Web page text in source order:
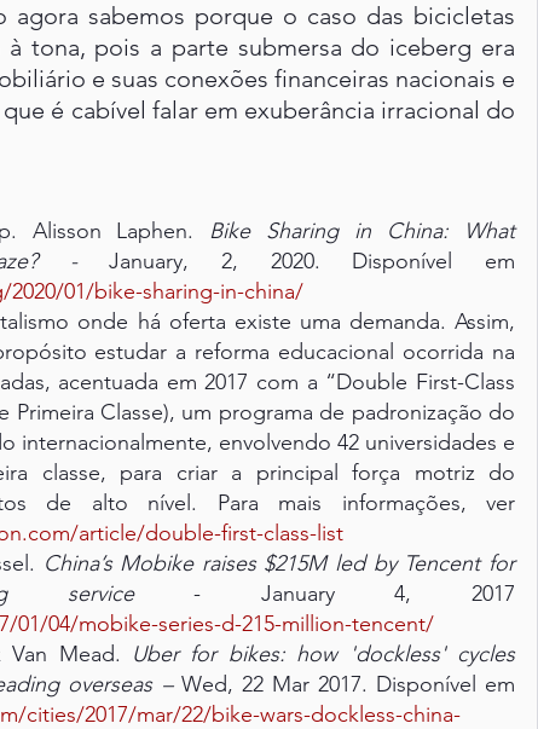
agora sabemos porque o caso das bicicletas
à tona, pois a parte submersa do iceberg era
e suas conexões financeiras nacionais e
é cabível falar em exuberância irracional do
Alisson Laphen. Bike Sharing in China: What
-
01/bike-sharing-in-china/
onde há oferta existe uma demanda. Assim,
estudar a reforma educacional ocorrida na
acentuada em 2017 com a “Double First-Class
Primeira Classe), um programa de padronização do
internacionalmente, envolvendo 42 universidades e
classe, para criar a principal força motriz do
article/double-first-class-list
China’s Mobike raises $215M led by Tencent for
service
01/04/mobike-series-d-215-million-tencent/
Van Mead. Uber for bikes: how 'dockless' cycles
overseas –
cities/2017/mar/22/bike-wars-dockless-china-